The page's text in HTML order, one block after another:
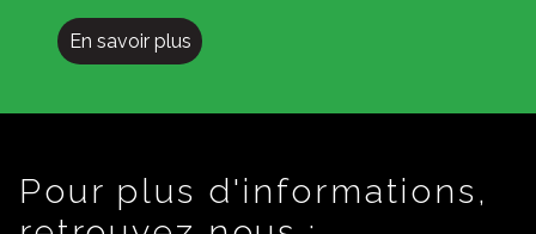
En savoir plus
Pour plus d'informations,